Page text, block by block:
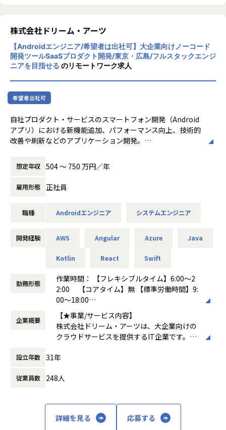
ットな組織構造で、意見交換が活発に行わ
れ、自由な発想が奨励されています。社員一
人ひとりがプロフェッショナルとして成長で
きる環境が整っています
【★働き方/リモートワーク】
ドリーム・アーツでは、リモートワークとオ
柔軟な働き方が可能です。リモートワーク手
当や環境整備手当も支給され、快適な働き方
をサポートしています
株式会社ドリーム・アーツ
【Androidエンジニア/希望者は出社可】大企業向けノーコード
開発ツールSaaSプロダクト開発/東京・広島/フルスタックエンジ
ニアを目指せる のリモートワーク求人
希望者出社可
自社プロダクト・サービスのスマートフォン開発（Android
アプリ）における新機能追加、パフォーマンス向上、技術的
改善や刷新などのアプリケーション開発。
主な業務
・スマホアプリ開発における要件定義、設計、開発、テスト
・UI/UXの新規実装や新規開発など
・設計書レビュー、コードレビュー
・アプリを生成、配信する基盤の保守
ポート期間と、やりたいことをすばやく実現するための高い
募集背景
弊社は「協創する喜びにあふれる人と組織と社会の発展に貢
献する」 をコーポレート・ミッションに、「情報共有」と
「対話」を重視した独創的かつ高品質なソリューションとサ
ービスを提供しています。DXを求められる大企業はIT人材不
足を大きな課題として抱えています。私たちはIT人材の不足
をビジネス系人材の活用によって補うことで、大企業の業務
のデジタル化推進を支援しています。弊社は、上場を果たし
たこともあり、さらなる成長を目指していく拡大フェーズに
ありますので、SaaS企業のエンジニアとしてご活躍いただけ
【業務の変更の範囲】
想定年収 504 〜 750 万円／年
雇用形態 正社員
職種 Androidエンジニア システムエンジニア
開発経験 AWS Angular Azure Java
Kotlin React Swift
勤務形態
作業時間： 【フレキシブルタイム】6:00～2
2:00 【コアタイム】無 【標準労働時間】9:
00～18:00
働き方：
フルフレックス制
時間外労働の有無： 有（月平均20時間）
休憩時間： 60分
企業概要
【★事業/サービス内容】
株式会社ドリーム・アーツは、大企業向けの
クラウドサービスを提供するIT企業です。主
「SmartDB®」、多店舗ビジネスを支援する
nsuiteX®」があります。これらのサービス
し、デジタルトランスフォーメーション（D
X）を推進します
設立年数 31年
従業員数 248人
詳細を見る 応募する